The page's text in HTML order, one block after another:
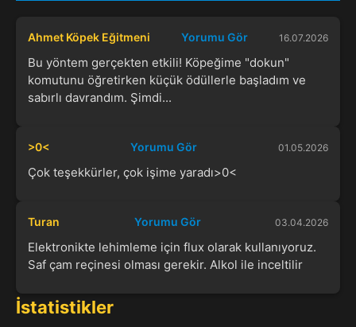
Ahmet Köpek Eğitmeni Yorumu Gör 16.07.2026
Bu yöntem gerçekten etkili! Köpeğime "dokun"
komutunu öğretirken küçük ödüllerle başladım ve
sabırlı davrandım. Şimdi...
>0< Yorumu Gör 01.05.2026
Çok teşekkürler, çok işime yaradı>0<
Turan Yorumu Gör 03.04.2026
Elektronikte lehimleme için flux olarak kullanıyoruz.
Saf çam reçinesi olması gerekir. Alkol ile inceltilir
İstatistikler